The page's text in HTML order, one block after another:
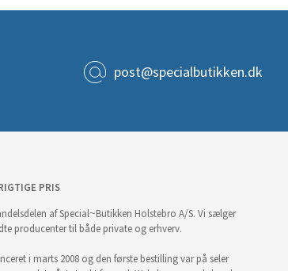
post@specialbutikken.dk
PRIS
af Special~Butikken Holstebro A/S. Vi sælger
producenter til både private og erhverv.
i marts 2008 og den første bestilling var på seler